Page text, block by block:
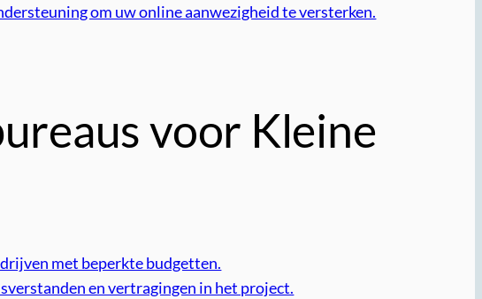
om uw online aanwezigheid te versterken.
voor Kleine
met beperkte budgetten.
en vertragingen in het project.